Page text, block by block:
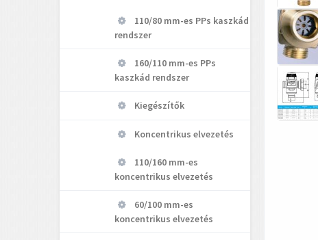
110/80 mm-es PPs kaszkád
rendszer
160/110 mm-es PPs
kaszkád rendszer
Kiegészítők
Koncentrikus elvezetés
110/160 mm-es
koncentrikus elvezetés
60/100 mm-es
koncentrikus elvezetés